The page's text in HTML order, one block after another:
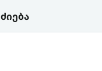
ᲫᲘᲔᲑᲐ